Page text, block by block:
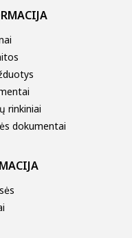
rinkiniai
dokumentai